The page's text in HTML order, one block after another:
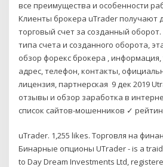
все преимущества и особенности
Клиенты брокера uTrader получают
торговый счет за созданный
типа счета и созданного оборота,
обзор форекс брокера ,
адрес, телефон, контакты,
лицензия, партнерская 9 дек 2019
отзывы и обзор заработка в
список сайтов-мошенников ✓
uTrader. 1,255 likes. Торговля на
Бинарные опционы UTrader - is a
to Day Dream Investments Ltd,